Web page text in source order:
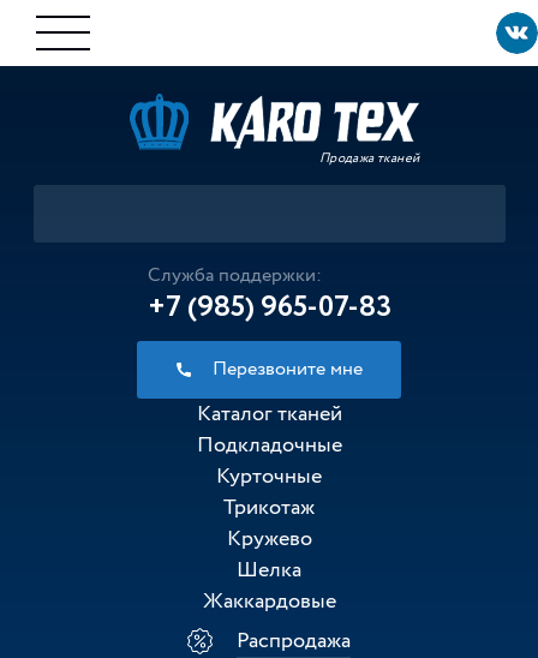
Продажа тканей
Служба поддержки:
+7 (985) 965-07-83
Перезвоните мне
Каталог тканей
Подкладочные
Курточные
Трикотаж
Кружево
Шелка
Жаккардовые
Распродажа